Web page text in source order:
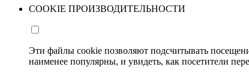
COOKIE ПРОИЗВОДИТЕЛЬНОСТИ
Эти файлы cookie позволяют подсчитывать
наименее популярны, и увидеть, как посетители